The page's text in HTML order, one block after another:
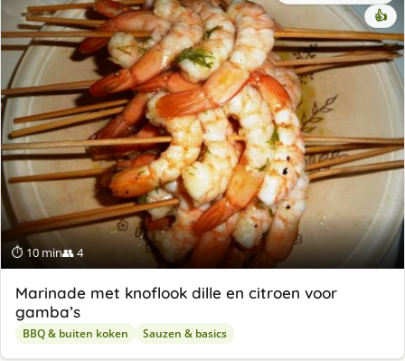
⏱ 10 min👥 4
👍
Marinade met knoflook dille en citroen voor
gamba’s
BBQ & buiten koken Sauzen & basics